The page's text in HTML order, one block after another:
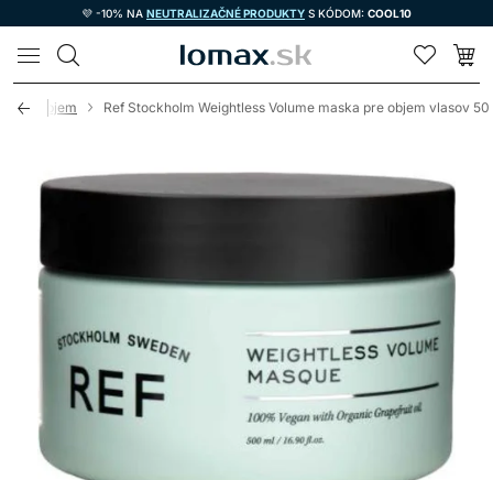
💜 -10% NA NEUTRALIZAČNÉ PRODUKTY S KÓDOM: COOL10
LOMAX
na objem Ref Stockholm Weightless Volume maska pre objem vlasov